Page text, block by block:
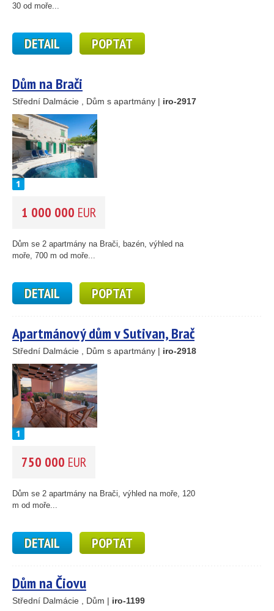
30 od moře...
DETAIL POPTAT
Dům na Brači
Střední Dalmácie , Dům s apartmány | iro-2917
1 000 000 EUR
Dům se 2 apartmány na Brači, bazén, výhled na
moře, 700 m od moře...
DETAIL POPTAT
Apartmánový dům v Sutivan, Brač
Střední Dalmácie , Dům s apartmány | iro-2918
750 000 EUR
Dům se 2 apartmány na Brači, výhled na moře, 120
m od moře...
DETAIL POPTAT
Dům na Čiovu
Střední Dalmácie , Dům | iro-1199